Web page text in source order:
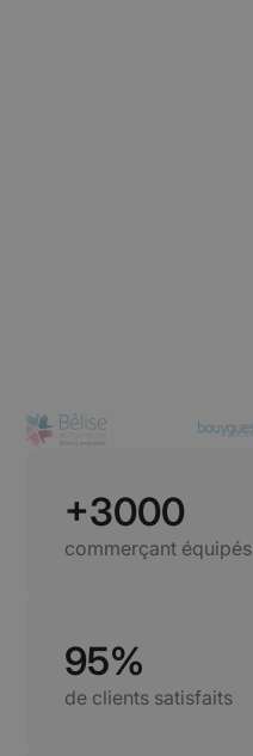
+3000
commerçant équipés
95%
de clients satisfaits